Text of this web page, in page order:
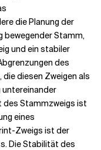
die Planung der
bewegender Stamm,
und ein stabiler
des
diesen Zweigen als
untereinander
des Stammzweigs ist
eines
Zweigs ist der
Die Stabilität des